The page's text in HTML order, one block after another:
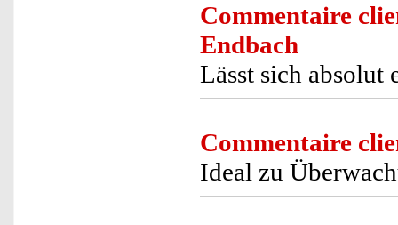
Commentaire
Endbach
Lässt sich absolut
Commentaire
Ideal zu